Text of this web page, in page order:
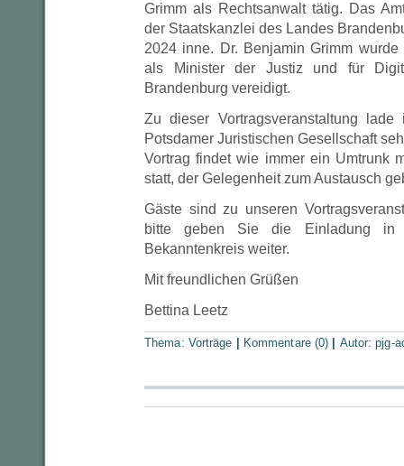
Grimm als Rechtsanwalt tätig. Das
der Staatskanzlei des Landes
2024 inne. Dr. Benjamin Grimm
als Minister der Justiz und für
Brandenburg vereidigt.
Zu dieser Vortragsveranstaltung
Potsdamer Juristischen Gesellschaft
Vortrag findet wie immer ein Umtrunk
statt, der Gelegenheit zum Austausch
Gäste sind zu unseren
bitte geben Sie die Einladung in
Bekanntenkreis weiter.
Mit freundlichen Grüßen
Bettina Leetz
Thema: Vorträge Kommentare (0) Autor:pjg-